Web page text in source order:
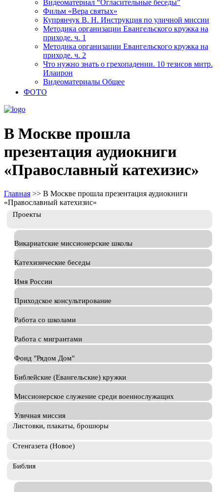
Видеоматериал “Огласительные беседы”
Фильм «Вера святых»
Купрянчук В. Н. Инструкция по уличной миссии
Методика организации Евангельского кружка на
приходе. ч. 1
Методика организации Евангельского кружка на
приходе. ч. 2
Что нужно знать о грехопадении. 10 тезисов митр.
Илаирон
Видеоматериалы Общее
ФОТО
В Москве прошла
презентация аудиокниги
«Православный катехизис»
Главная >> В Москве прошла презентация аудиокниги
«Православный катехизис»
Проекты
Викариатские миссионерские школы
Катехизические беседы
Имя России
Приходское консультирование
Работа со школами
Работа с мигрантами
Фонд "Рядом Дом"
Библейские (Евангельские) кружки
Миссионерское служение среди военнослужащих
Уличная миссия
Листовки, плакаты, брошюры
Стенгазета (Новое)
Библия